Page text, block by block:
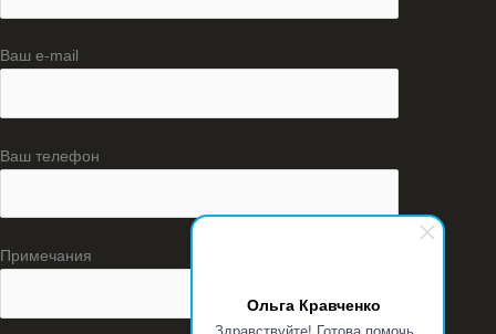
Ольга Кравченко
Ваш e-mail
Ваш телефон
Примечания